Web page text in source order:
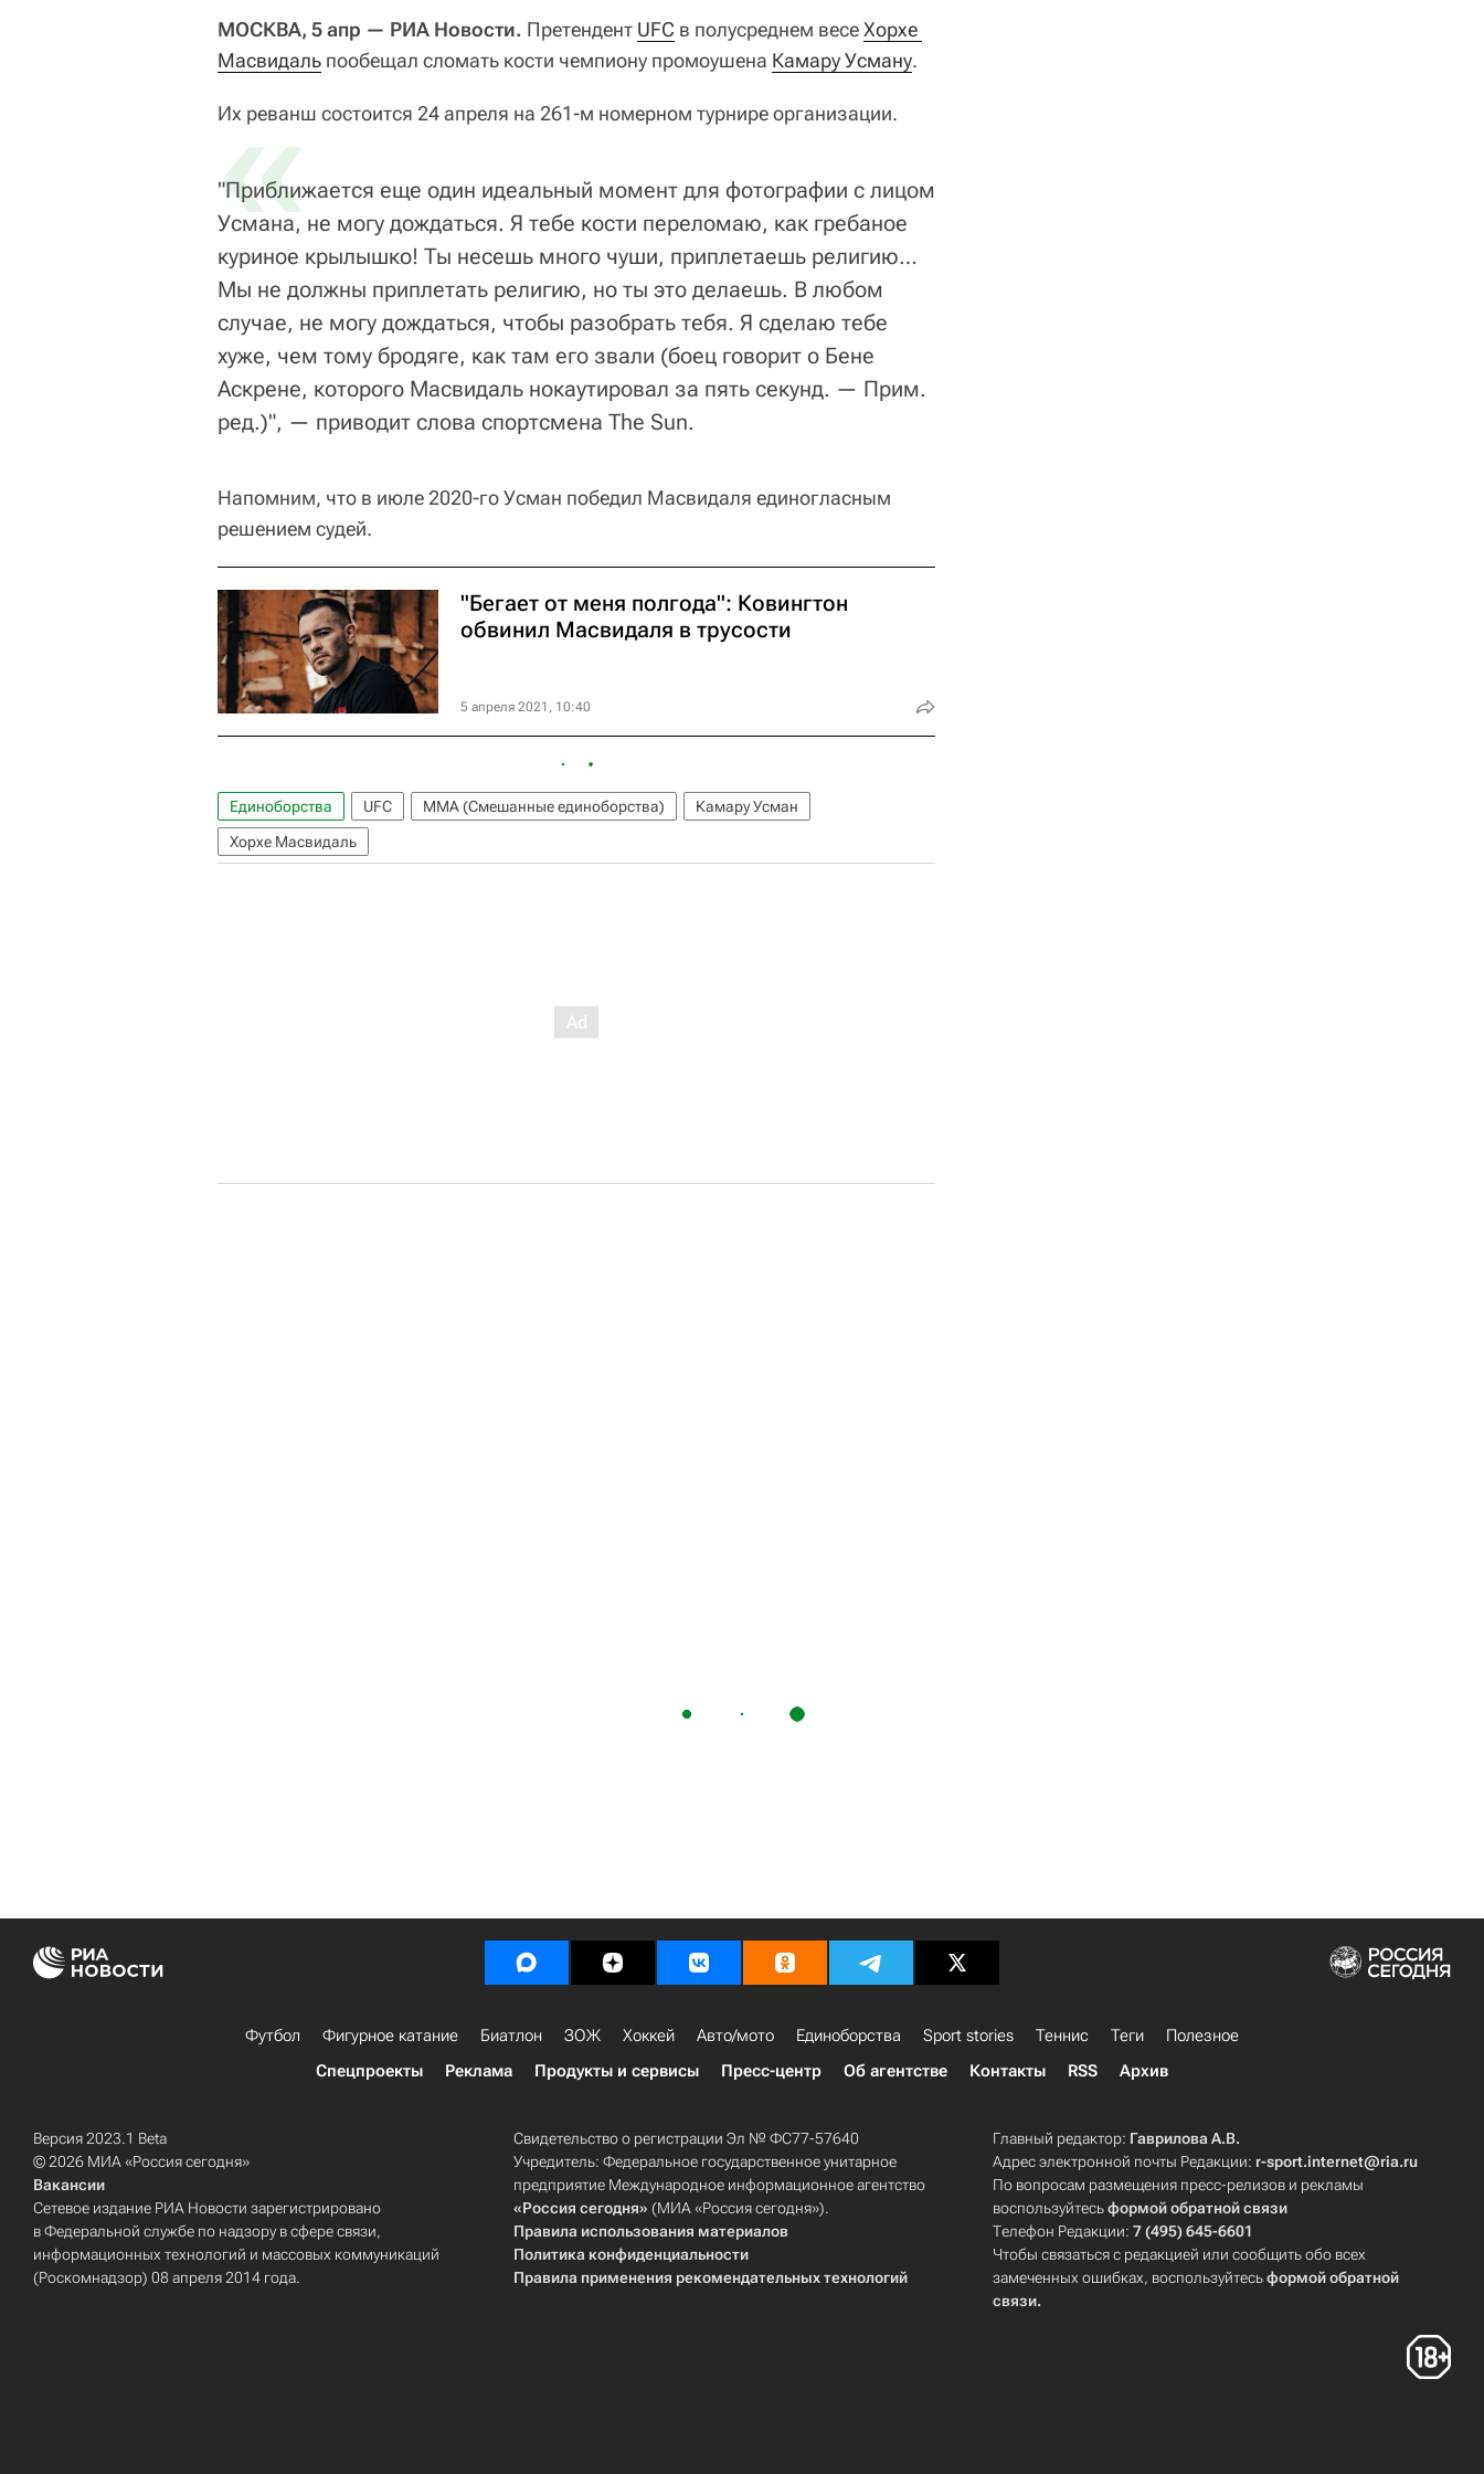
МОСКВА, 5 апр — РИА Новости. Претендент UFC в полусреднем весеХорхе
Масвидаль пообещал сломать кости чемпиону промоушена Камару Усману.
Их реванш состоится 24 апреля на 261-м номерном турнире организации.
«
"Приближается еще один идеальный момент для фотографии с лицом
Усмана, не могу дождаться. Я тебе кости переломаю, как гребаное
куриное крылышко! Ты несешь много чуши, приплетаешь религию…
Мы не должны приплетать религию, но ты это делаешь. В любом
случае, не могу дождаться, чтобы разобрать тебя. Я сделаю тебе
хуже, чем тому бродяге, как там его звали (боец говорит о Бене
Аскрене, которого Масвидаль нокаутировал за пять секунд. — Прим.
ред.)", — приводит слова спортсмена The Sun.
Напомним, что в июле 2020-го Усман победил Масвидаля единогласным
решением судей.
"Бегает от меня полгода": Ковингтон
обвинил Масвидаля в трусости
5 апреля 2021, 10:40
Единоборства UFC ММА (Смешанные единоборства)
Камару Усман
Хорхе Масвидаль
Футбол Фигурное катание Биатлон ЗОЖ Хоккей Авто/мото Единоборства Sport stories Теннис Теги
Полезное
Спецпроекты
Реклама Продукты и сервисы Пресс-центр Об агентстве Контакты RSS Архив
Версия 2023.1 Beta
© 2026 МИА «Россия сегодня»
Вакансии
Сетевое издание РИА Новости зарегистрировано
в Федеральной службе по надзору в сфере связи,
информационных технологий и массовых коммуникаций
(Роскомнадзор) 08 апреля 2014 года.
Свидетельство о регистрации Эл № ФС77-57640
Учредитель: Федеральное государственное унитарное
предприятие Международное информационное агентство
«Россия сегодня» (МИА «Россия сегодня»).
Правила использования материалов
Политика конфиденциальности
Правила применения рекомендательных технологий
Главный редактор: Гаврилова А.В.
Адрес электронной почты Редакции: r-sport.internet@ria.ru
По вопросам размещения пресс-релизов и рекламы
воспользуйтесьформой обратной связи
Телефон Редакции:7 (495) 645-6601
Чтобы связаться с редакцией или сообщить обо всех
замеченных ошибках, воспользуйтесьформой обратной
связи.